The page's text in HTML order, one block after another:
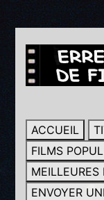
ACCUEIL
FILMS
MEILLEURES
ENVOYER